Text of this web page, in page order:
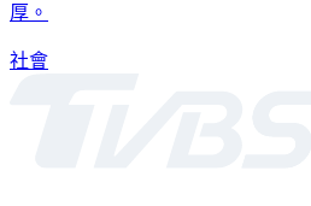
厚。
社會